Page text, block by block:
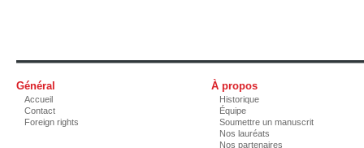
Général
Accueil
Contact
Foreign rights
À propos
Historique
Équipe
Soumettre un manuscrit
Nos lauréats
Nos partenaires